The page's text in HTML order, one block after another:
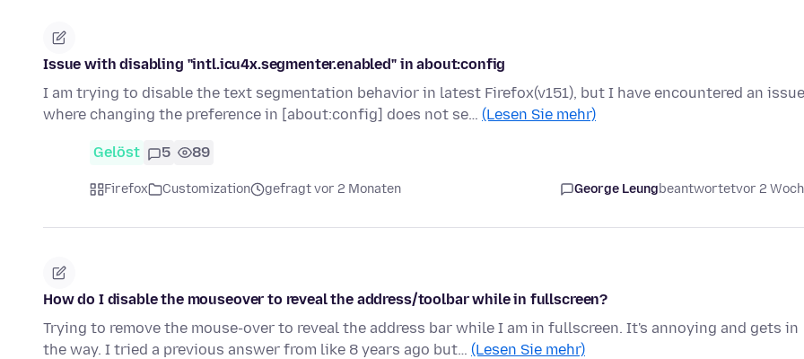
Issue with disabling "intl.icu4x.segmenter.enabled" in about:config
I am trying to disable the text segmentation behavior in latest Firefox(v151), but I have encountered an issue
where changing the preference in [about:config] does not se… (Lesen Sie mehr)
Gelöst 5 89
Firefox Customization gefragt vor 2 Monaten George Leungbeantwortetvor 2
How do I disable the mouseover to reveal the address/toolbar while in fullscreen?
Trying to remove the mouse-over to reveal the address bar while I am in fullscreen. It's annoying and gets in
the way. I tried a previous answer from like 8 years ago but… (Lesen Sie mehr)